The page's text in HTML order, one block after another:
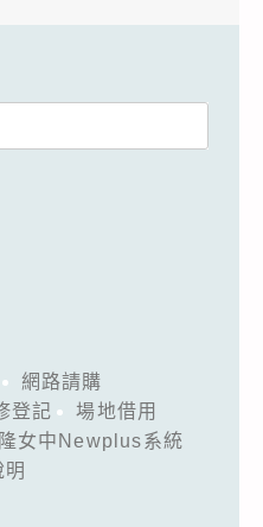
網路請購
登記
場地借用
女中Newplus系統